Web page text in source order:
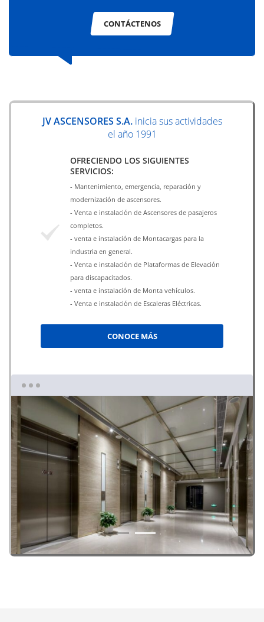
CONTÁCTENOS
JV ASCENSORES S.A. inicia sus actividades
el año 1991
OFRECIENDO LOS SIGUIENTES
SERVICIOS:
- Mantenimiento, emergencia, reparación y
modernización de ascensores.
- Venta e instalación de Ascensores de pasajeros
completos.
- venta e instalación de Montacargas para la
industria en general.
- Venta e instalación de Plataformas de Elevación
para discapacitados.
- venta e instalación de Monta vehículos.
- Venta e instalación de Escaleras Eléctricas.
CONOCE MÁS
1 2